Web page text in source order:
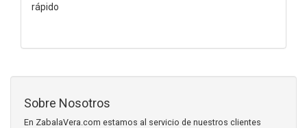
rápido
Sobre Nosotros
En ZabalaVera.com estamos al servicio de nuestros clientes